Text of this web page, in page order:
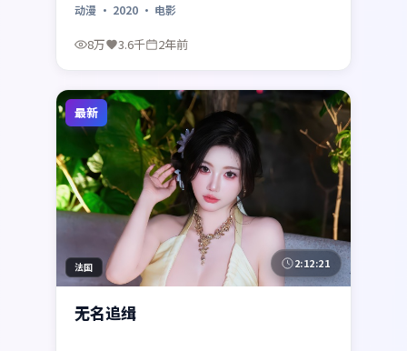
口气追完。
动漫 · 2020 · 电影
8万 3.6千 2年前
最新
法国 2:12:21
无名追缉